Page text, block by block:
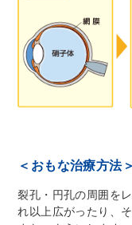
＜おもな治療方法＞
裂孔・円孔の周囲を
れ以上広がったり、